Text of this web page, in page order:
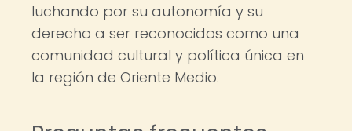
luchando por su autonomía y su
derecho a ser reconocidos como una
comunidad cultural y política única en
la región de Oriente Medio.